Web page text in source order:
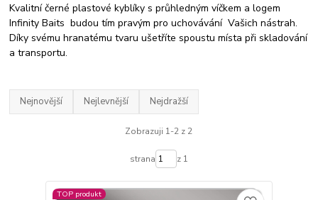
Kvalitní černé plastové kyblíky s průhledným víčkem a logem
Infinity Baits budou tím pravým pro uchovávání Vašich nástrah.
Díky svému hranatému tvaru ušetříte spoustu místa při skladování
a transportu.
Nejnovější Nejlevnější Nejdražší
Zobrazuji 1-2 z 2
strana z 1
TOP produkt